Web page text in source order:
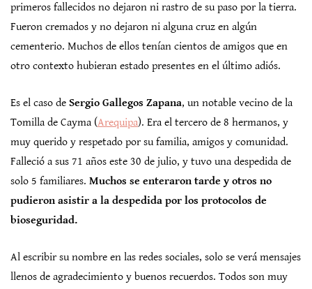
primeros fallecidos no dejaron ni rastro de su paso por la tierra.
Fueron cremados y no dejaron ni alguna cruz en algún
cementerio. Muchos de ellos tenían cientos de amigos que en
otro contexto hubieran estado presentes en el último adiós.
Es el caso de Sergio Gallegos Zapana, un notable vecino de la
Tomilla de Cayma (Arequipa). Era el tercero de 8 hermanos, y
muy querido y respetado por su familia, amigos y comunidad.
Falleció a sus 71 años este 30 de julio, y tuvo una despedida de
solo 5 familiares. Muchos se enteraron tarde y otros no
pudieron asistir a la despedida por los protocolos de
bioseguridad.
Al escribir su nombre en las redes sociales, solo se verá mensajes
llenos de agradecimiento y buenos recuerdos. Todos son muy